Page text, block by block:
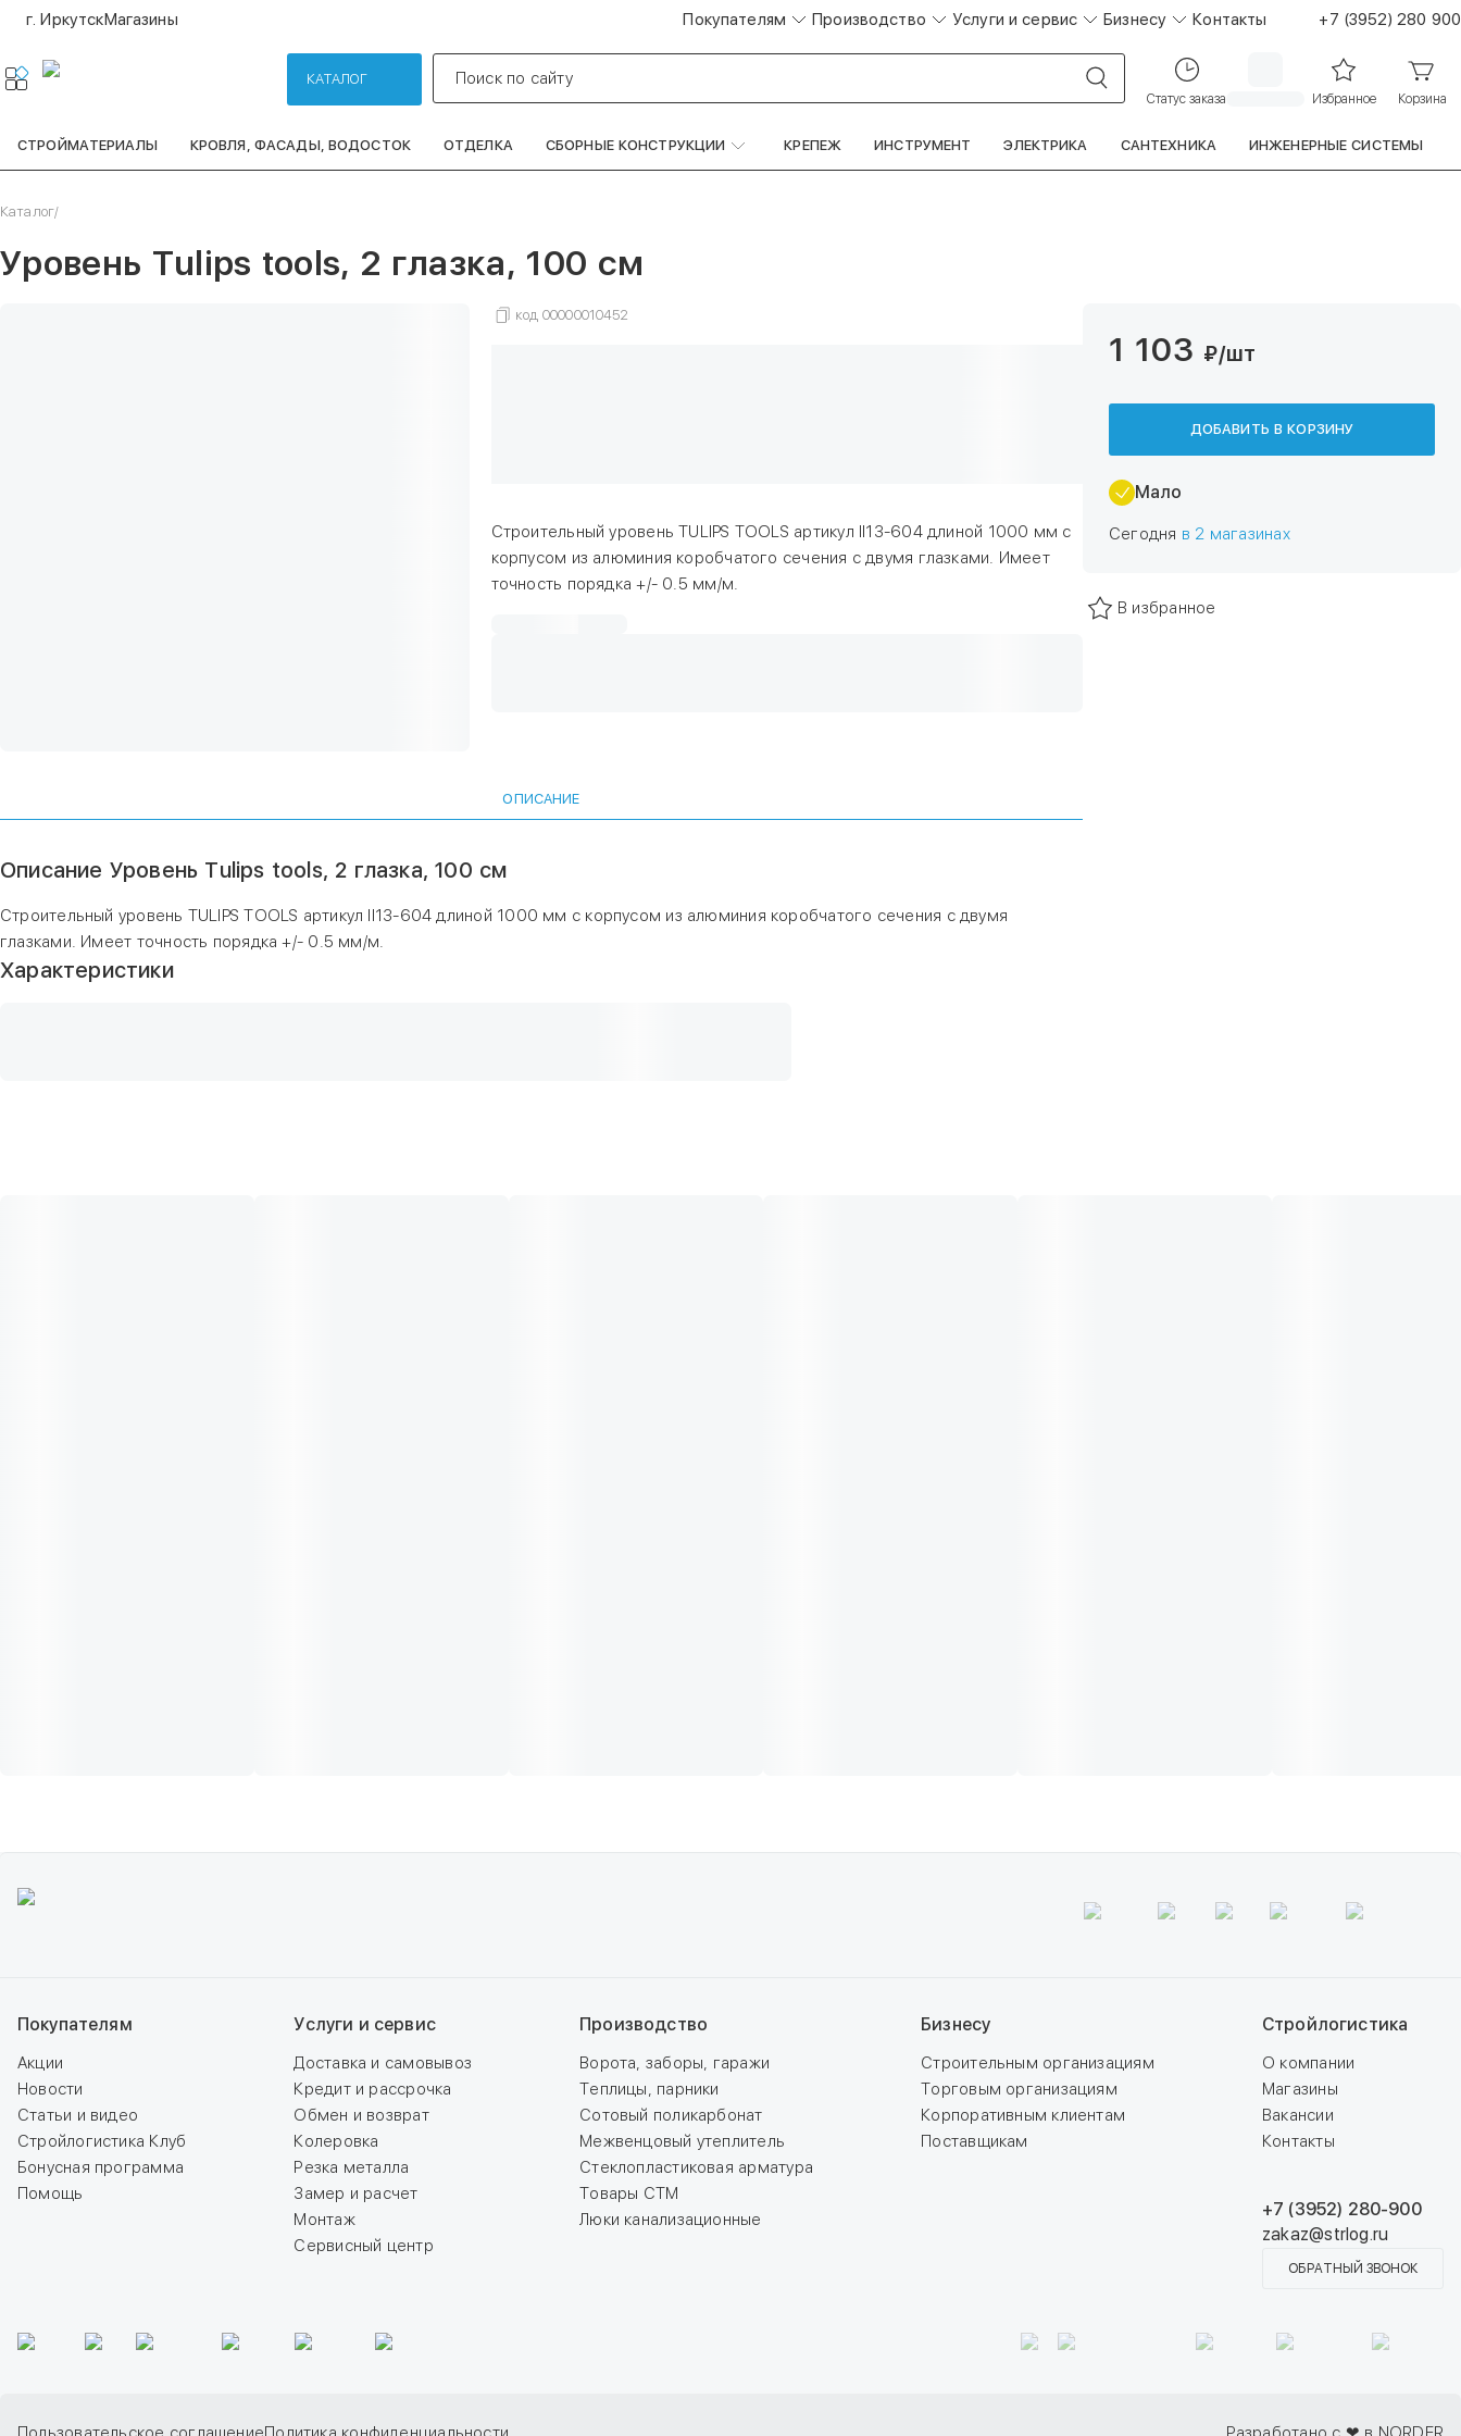
г. ИркутскМагазины Покупателям Производство Услуги и сервис Бизнесу Контакты +7 (3952) 280 900
КАТАЛОГ Поиск по сайту
Статус заказа Избранное Корзина
СТРОЙМАТЕРИАЛЫ КРОВЛЯ, ФАСАДЫ, ВОДОСТОК ОТДЕЛКА СБОРНЫЕ КОНСТРУКЦИИ КРЕПЕЖ ИНСТРУМЕНТ ЭЛЕКТРИКА САНТЕХНИКА ИНЖЕНЕРНЫЕ СИСТЕМЫ
Каталог/
Уровень Tulips tools, 2 глазка, 100 см
код00000010452
Строительный уровень TULIPS TOOLS артикул II13-604 длиной 1000 мм с
корпусом из алюминия коробчатого сечения с двумя глазками. Имеет
точность порядка +/- 0.5 мм/м.
ОПИСАНИЕ
Описание Уровень Tulips tools, 2 глазка, 100 см
Строительный уровень TULIPS TOOLS артикул II13-604 длиной 1000 мм с корпусом из алюминия коробчатого сечения с двумя
глазками. Имеет точность порядка +/- 0.5 мм/м.
Характеристики
1 103 ₽/шт
ДОБАВИТЬ В КОРЗИНУ
Мало
Сегодня в 2 магазинах
В избранное
Покупателям
Акции
Новости
Статьи и видео
Стройлогистика Клуб
Бонусная программа
Помощь
Услуги и сервис
Доставка и самовывоз
Кредит и рассрочка
Обмен и возврат
Колеровка
Резка металла
Замер и расчет
Монтаж
Сервисный центр
Производство
Ворота, заборы, гаражи
Теплицы, парники
Сотовый поликарбонат
Межвенцовый утеплитель
Стеклопластиковая арматура
Товары СТМ
Люки канализационные
Бизнесу
Строительным организациям
Торговым организациям
Корпоративным клиентам
Поставщикам
Стройлогистика
О компании
Магазины
Вакансии
Контакты
+7 (3952) 280-900
zakaz@strlog.ru
ОБРАТНЫЙ ЗВОНОК